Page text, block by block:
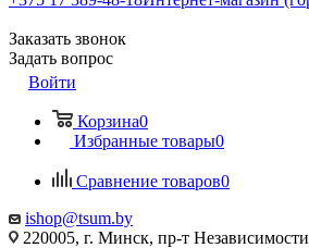
Заказать звонок
Задать вопрос
Войти
Корзина0
Избранные товары0
Сравнение товаров0
ishop@tsum.by
220005, г. Минск, пр-т